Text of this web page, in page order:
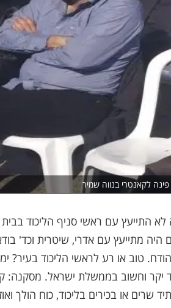
לקאנטרי בנווה שמיר
התייעץ עם ראשי סניף הליכוד בבית
היה מתייעץ עם אדרי, שיטרית וכד'
טוב או רע לראשי הליכוד בעיר?
יקר וחשוב בממשלת ישראל. מסקנה:
שרים או בכירים בליכוד, כוח הולך